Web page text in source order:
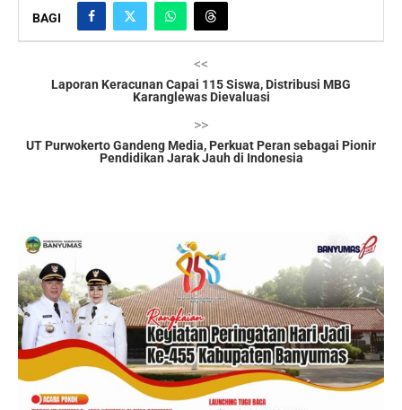
BAGI
<<
Laporan Keracunan Capai 115 Siswa, Distribusi MBG
Karanglewas Dievaluasi
>>
UT Purwokerto Gandeng Media, Perkuat Peran sebagai Pionir
Pendidikan Jarak Jauh di Indonesia